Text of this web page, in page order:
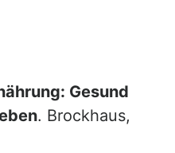
Gesund
. Brockhaus,